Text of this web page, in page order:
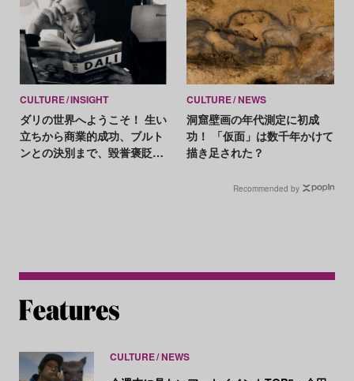
CULTURE INSIGHT
ダリの世界へようこそ！ 生い
立ちから商業的成功、ブルト
ンとの決別まで、毀誉褒貶の
CULTURE NEWS
洞窟壁画の年代測定に初成
功！ 「仮面」は数千年かけて
描き足された？
Recommended by
CULTURE NEWS